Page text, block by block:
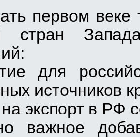
первом веке
стран
для
источников
экспорт в РФ
важное